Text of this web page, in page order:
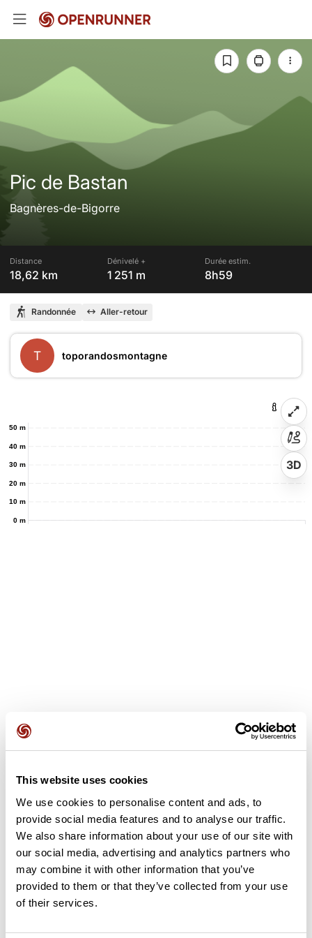
This website uses cookies
We use cookies to personalise content and ads, to
provide social media features and to analyse our traffic.
We also share information about your use of our site with
our social media, advertising and analytics partners who
may combine it with other information that you’ve
provided to them or that they’ve collected from your use
of their services.
Pic de Bastan
Bagnères-de-Bigorre
Distance
18,62 km
Dénivelé +
1 251 m
Durée estim.
8h59
Randonnée Aller-retour
T toporandosmontagne
0 m
10 m
20 m
30 m
40 m
50 m
3D
Avis des utilisateurs
Ajouter un avis
Découvrez ce parcours de randonnée de 18,6 km à proximité